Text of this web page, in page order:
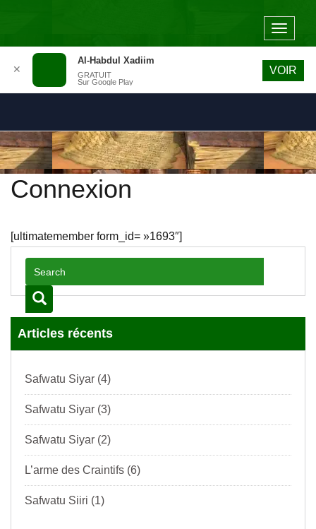
Toggle
Connexion
[ultimatemember form_id= »1693″]
Articles récents
Safwatu Siyar (4)
Safwatu Siyar (3)
Safwatu Siyar (2)
L’arme des Craintifs (6)
Safwatu Siiri (1)
✕
Al-Habdul Xadiim
GRATUIT
Sur Google Play
VOIR